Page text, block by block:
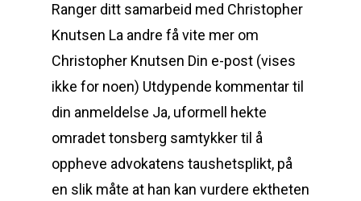
Ranger ditt samarbeid med Christopher
Knutsen La andre få vite mer om
Christopher Knutsen Din e-post (vises
ikke for noen) Utdypende kommentar til
din anmeldelse Ja, uformell hekte
omradet tonsberg samtykker til å
oppheve advokatens taushetsplikt, på
en slik måte at han kan vurdere ektheten